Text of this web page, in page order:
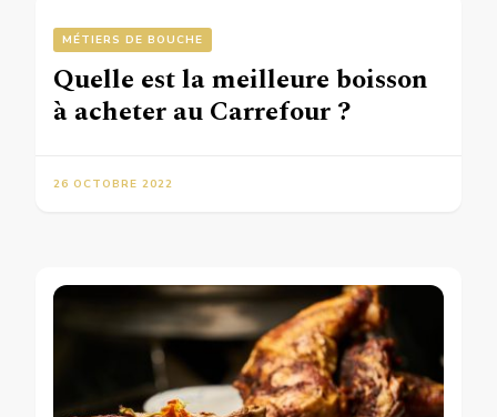
MÉTIERS DE BOUCHE
Quelle est la meilleure boisson
à acheter au Carrefour ?
26 OCTOBRE 2022